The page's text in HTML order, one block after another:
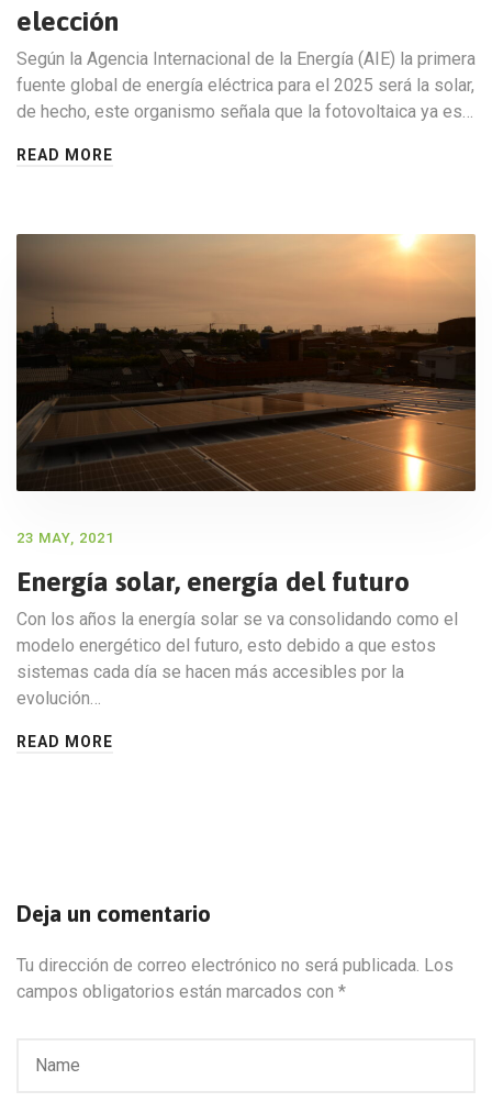
elección
Según la Agencia Internacional de la Energía (AIE) la primera
fuente global de energía eléctrica para el 2025 será la solar,
de hecho, este organismo señala que la fotovoltaica ya es…
READ MORE
23 MAY, 2021
Energía solar, energía del futuro
Con los años la energía solar se va consolidando como el
modelo energético del futuro, esto debido a que estos
sistemas cada día se hacen más accesibles por la
evolución…
READ MORE
Deja un comentario
Tu dirección de correo electrónico no será publicada. Los
campos obligatorios están marcados con *